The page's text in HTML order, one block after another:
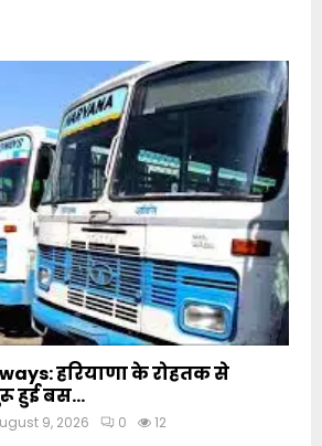
हरियाणा के रोहतक से
हुई बस...
9, 2026 0 12